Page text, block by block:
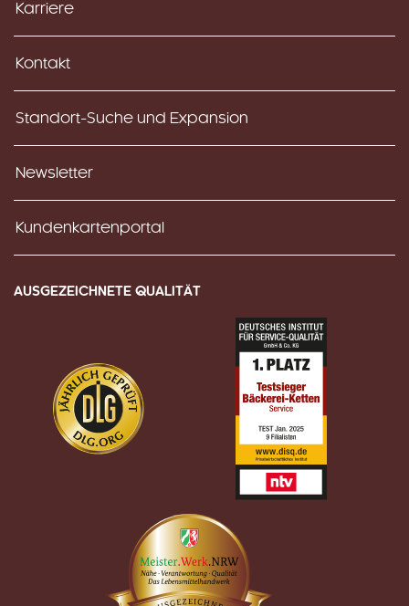
Karriere
Kontakt
Standort-Suche und Expansion
Newsletter
Kundenkartenportal
AUSGEZEICHNETE QUALITÄT